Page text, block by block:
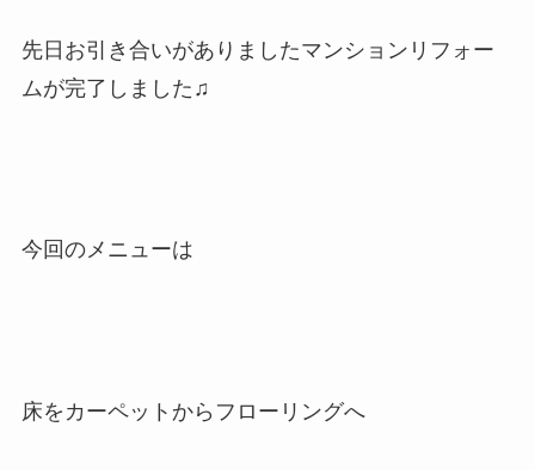
先日お引き合いがありましたマンションリフォー
ムが完了しました♫
今回のメニューは
床をカーペットからフローリングへ